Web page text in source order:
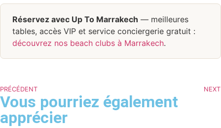
Réservez avec Up To Marrakech — meilleures
tables, accès VIP et service conciergerie gratuit :
découvrez nos beach clubs à Marrakech.
PRÉCÉDENT NEXT
Vous pourriez également
apprécier